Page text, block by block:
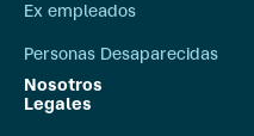
Ex empleados
Personas Desaparecidas
Nosotros
Relación con Inversionistas
Legales